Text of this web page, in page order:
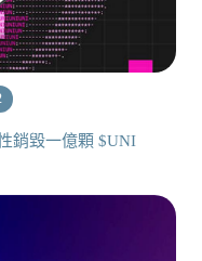
銷毀一億顆 $UNI